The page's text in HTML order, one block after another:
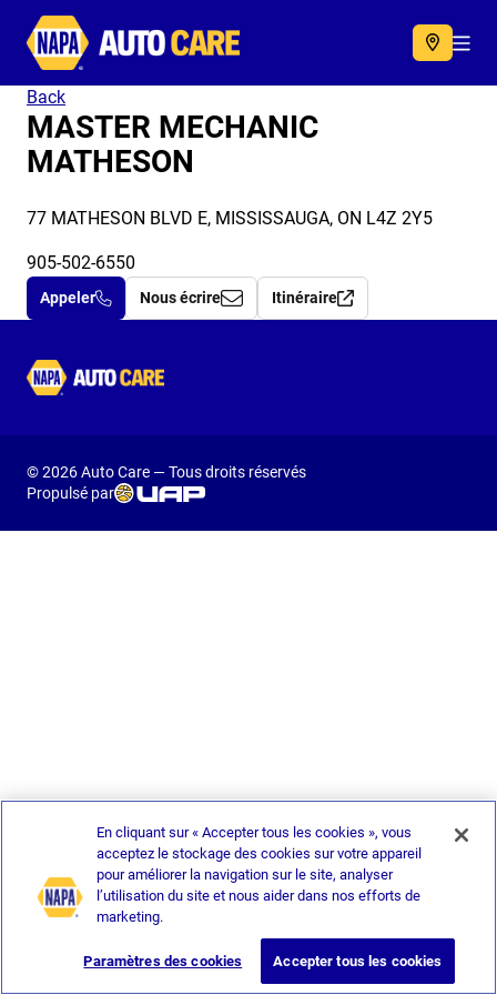
Autocare
Back
MASTER MECHANIC
MATHESON
77 MATHESON BLVD E, MISSISSAUGA, ON L4Z 2Y5
905-502-6550
Appeler Nous écrire Itinéraire
Autocare
© 2026 Auto Care — Tous droits réservés
Propulsé par
En cliquant sur « Accepter tous les cookies », vous
acceptez le stockage des cookies sur votre appareil
pour améliorer la navigation sur le site, analyser
l’utilisation du site et nous aider dans nos efforts de
marketing.
Paramètres des cookies Accepter tous les cookies